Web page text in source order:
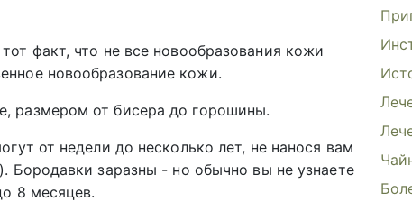
факт, что не все новообразования кожи
новообразование кожи.
размером от бисера до горошины.
от недели до несколько лет, не нанося вам
Бородавки заразны - но обычно вы не узнаете
8 месяцев.